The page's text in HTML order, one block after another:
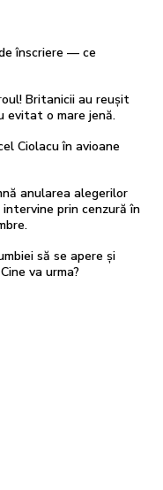
înscriere — ce
Britanicii au reușit
evitat o mare jenă.
Ciolacu în avioane
anularea alegerilor
prin cenzură în
să se apere și
va urma?